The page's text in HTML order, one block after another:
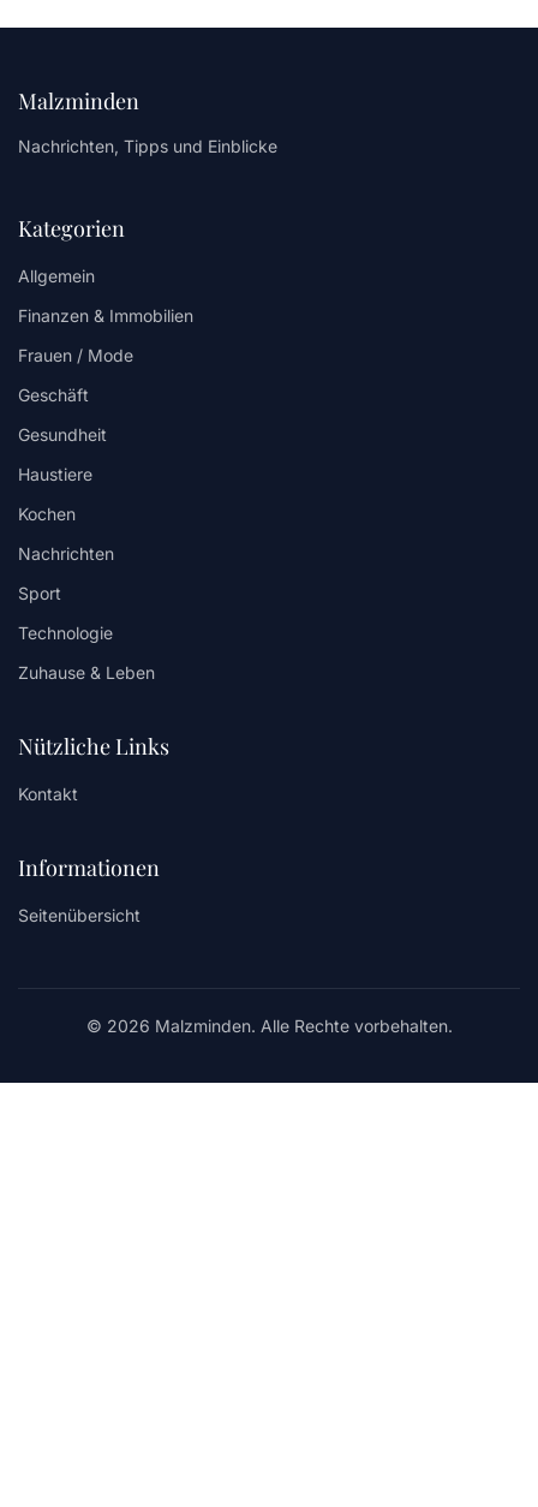
Malzminden
Nachrichten, Tipps und Einblicke
Kategorien
Allgemein
Finanzen & Immobilien
Frauen / Mode
Geschäft
Gesundheit
Haustiere
Kochen
Nachrichten
Sport
Technologie
Zuhause & Leben
Nützliche Links
Kontakt
Informationen
Seitenübersicht
© 2026 Malzminden. Alle Rechte vorbehalten.